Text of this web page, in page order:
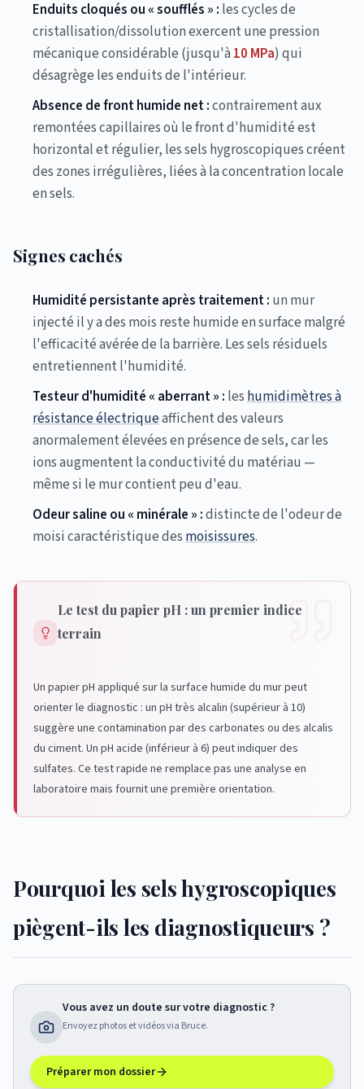
Enduits cloqués ou « soufflés » : les cycles de
cristallisation/dissolution exercent une pression
mécanique considérable (jusqu'à 10 MPa) qui
désagrège les enduits de l'intérieur.
Absence de front humide net :contrairement aux
remontées capillaires où le front d'humidité est
horizontal et régulier, les sels hygroscopiques créent
des zones irrégulières, liées à la concentration locale
en sels.
Signes cachés
Humidité persistante après traitement : un mur
injecté il y a des mois reste humide en surface malgré
l'efficacité avérée de la barrière. Les sels résiduels
entretiennent l'humidité.
Testeur d'humidité « aberrant » : leshumidimètres à
résistance électriqueaffichent des valeurs
anormalement élevées en présence de sels, car les
ions augmentent la conductivité du matériau —
même si le mur contient peu d'eau.
Odeur saline ou « minérale » :distincte de l'odeur de
moisi caractéristique desmoisissures.
Le test du papier pH : un premier indice
terrain
Un papier pH appliqué sur la surface humide du mur peut
orienter le diagnostic : un pH très alcalin (supérieur à 10)
suggère une contamination par des carbonates ou des alcalis
du ciment. Un pH acide (inférieur à 6) peut indiquer des
sulfates. Ce test rapide ne remplace pas une analyse en
laboratoire mais fournit une première orientation.
Pourquoi les sels hygroscopiques
piègent-ils les diagnostiqueurs ?
Vous avez un doute sur votre diagnostic ?
Envoyez photos et vidéos via Bruce.
Préparer mon dossier